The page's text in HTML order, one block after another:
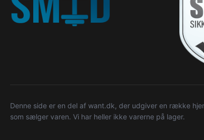
Denne side er en del af want.dk, der udgiver en række
som sælger varen. Vi har heller ikke varerne på lager.